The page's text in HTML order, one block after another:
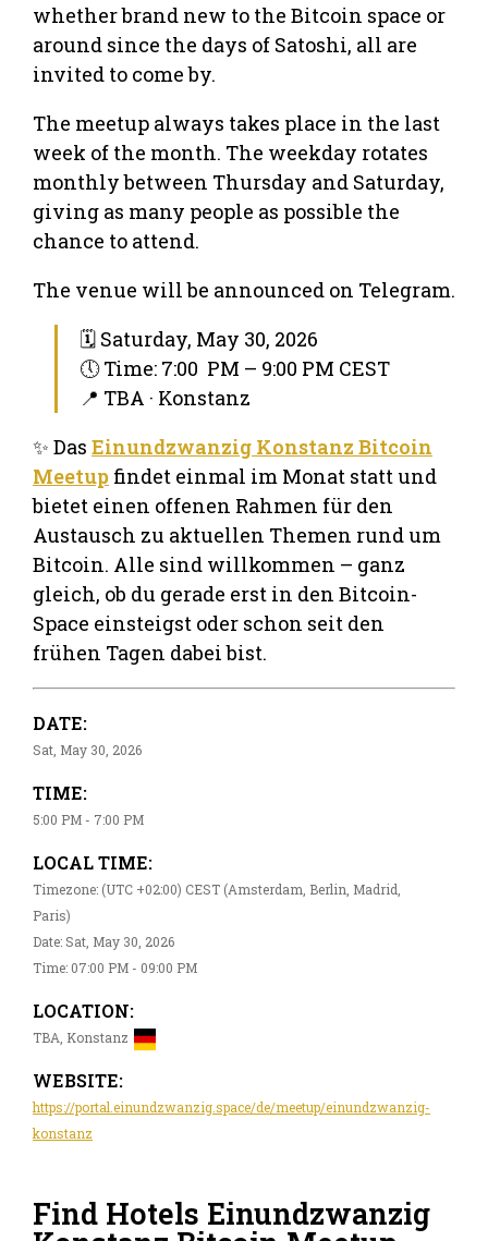
whether brand new to the Bitcoin space or
around since the days of Satoshi, all are
invited to come by.
The meetup always takes place in the last
week of the month. The weekday rotates
monthly between Thursday and Saturday,
giving as many people as possible the
chance to attend.
The venue will be announced on Telegram.
🗓 Saturday, May 30, 2026
🕔 Time: 7:00 PM – 9:00 PM CEST
📍 TBA · Konstanz
✨ Das Einundzwanzig Konstanz Bitcoin
Meetup findet einmal im Monat statt und
bietet einen offenen Rahmen für den
Austausch zu aktuellen Themen rund um
Bitcoin. Alle sind willkommen – ganz
gleich, ob du gerade erst in den Bitcoin-
Space einsteigst oder schon seit den
frühen Tagen dabei bist.
DATE:
Sat, May 30, 2026
TIME:
5:00 PM - 7:00 PM
LOCAL TIME:
Timezone: (UTC +02:00) CEST (Amsterdam, Berlin, Madrid,
Paris)
Date: Sat, May 30, 2026
Time: 07:00 PM - 09:00 PM
LOCATION:
TBA, Konstanz
WEBSITE:
https://portal.einundzwanzig.space/de/meetup/einundzwanzig-
konstanz
Find Hotels Einundzwanzig